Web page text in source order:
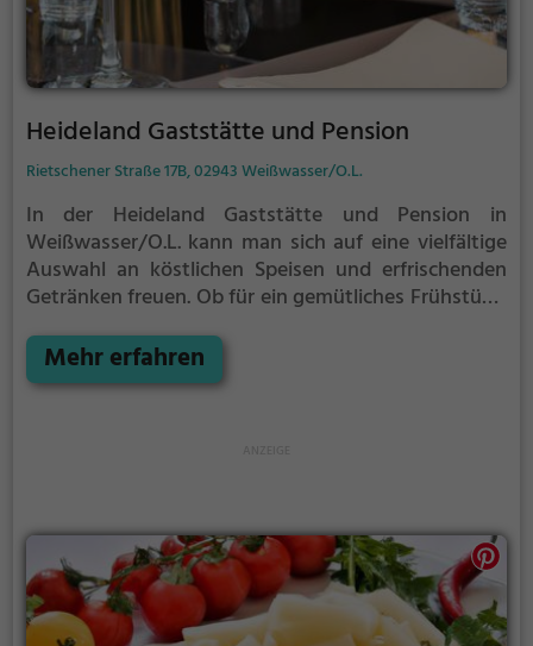
Heideland Gaststätte und Pension
Rietschener Straße 17B, 02943 Weißwasser/O.L.
In der Heideland Gaststätte und Pension in
Weißwasser/O.L. kann man sich auf eine vielfältige
Auswahl an köstlichen Speisen und erfrischenden
Getränken freuen. Ob für ein gemütliches Frühstück,
jeder fündig. Das Ambiente lädt zum Verweilen ein
und versprüht dabei eine herzliche Atmosphäre.
Mehr erfahren